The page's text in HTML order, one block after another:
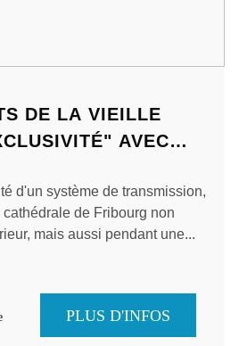
DE LA VIEILLE
AVEC
- TOUR OUVERT
d'un système de transmission,
de Fribourg non
mais aussi pendant une...
PLUS D'INFOS